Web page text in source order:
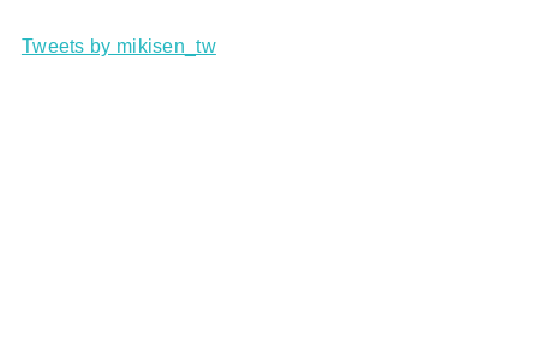
Tweets by mikisen_tw